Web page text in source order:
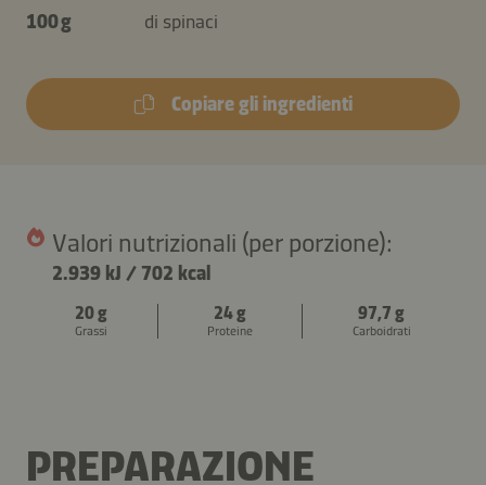
100 g
di spinaci
Copiare gli ingredienti
Valori nutrizionali (per porzione):
2.939 kJ / 702 kcal
20 g
Grassi
24 g
Proteine
97,7 g
Carboidrati
PREPARAZIONE